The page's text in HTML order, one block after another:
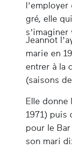
gré, elle
Jeannot
marie en
entrer à la
(saisons
Elle donne
1971) puis
pour le Bar
son mari